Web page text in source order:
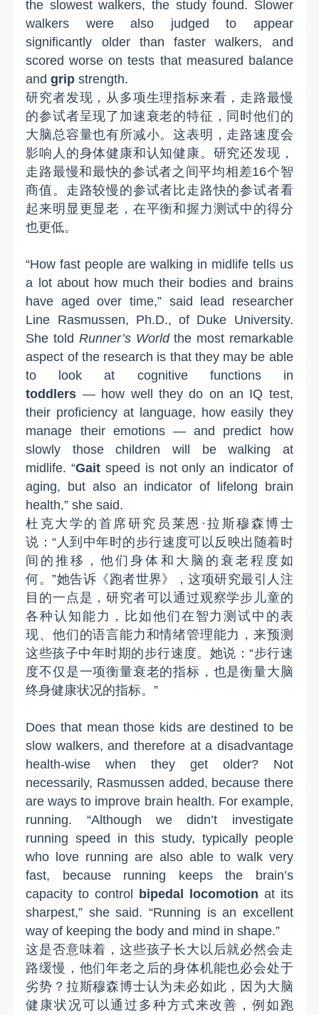
the slowest walkers, the study found. Slower
walkers were also judged to appear
significantly older than faster walkers, and
scored worse on tests that measured balance
andgrip strength.
研究者发现，从多项生理指标来看，走路最慢
的参试者呈现了加速衰老的特征 ，同时他们的
大脑总容量也有所减小。这表明，走路速度会
影响人的身体健康和认知健康。研究还发现，
走路最慢和最快的参试者之间平均相差16个智
商值。走路较慢的参试者比走路快的参试者看
起来明显更显老 ，在平衡和握力测试中 的得分
也更低。
“How fast people are walking in midlife tells us
a lot about how much their bodies and brains
have aged over time,” said lead researcher
Line Rasmussen, Ph.D., of Duke University.
She told Runner’s Worldthe most remarkable
aspect of the research is that they may be able
to look at cognitive functions in
toddlers — how well they do on an IQ test,
their proficiency at language, how easily they
manage their emotions — and predict how
slowly those children will be walking at
midlife. “Gait speed is not only an indicator of
aging, but also an indicator of lifelong brain
health,” she said.
杜克大学的首席研究员莱恩 · 拉斯穆森博士
说 ：“ 人到 中年时的步行速度可以 反 映出 随着时
间的推移，他们身体和大脑 的 衰老程度如
何。”她告诉《跑者世界》，这项研究最引人注
目的一点 是，研究者可以通过观察学步儿童的
各种认知能力， 比如他们在 智力测试中的表
现、他们的语言能力和情绪管理能力，来预测
这些孩子中年时期的步行速度。 她说 ：“步行速
度不仅是一项衡量衰老的指标，也是衡量大脑
终身健康状况的指标。”
Does that mean those kids are destined to be
slow walkers, and therefore at a disadvantage
health-wise when they get older? Not
necessarily, Rasmussen added, because there
are ways to improve brain health. For example,
running. “Although we didn’t investigate
running speed in this study, typically people
who love running are also able to walk very
fast, because running keeps the brain’s
capacity to control bipedal locomotion at its
sharpest,” she said. “Running is an excellent
way of keeping the body and mind in shape.”
这是否意味着，这些孩子长大以后就必然会走
路缓慢，他们年老之后的身体机能也必会处于
劣势 ？ 拉斯穆森博士认为未必如此，因为大脑
健康状况可以通过多种方式来改善 ，例如跑